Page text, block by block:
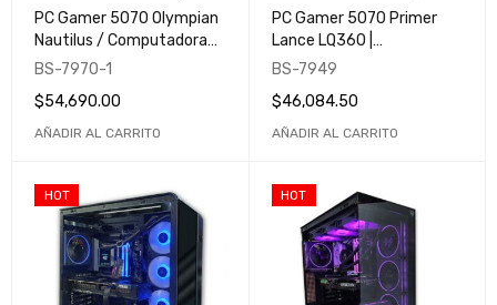
PC Gamer 5070 Olympian
Nautilus / Computadora
Gamer y Profesional /
BS-7970-1
$54,690.00
AÑADIR AL CARRITO
PC Gamer 5070 Primer
Lance LQ360 |
Computadora Gamer y
Pro Computer
BS-7949
$46,084.50
AÑADIR AL CARRITO
HOT HOT